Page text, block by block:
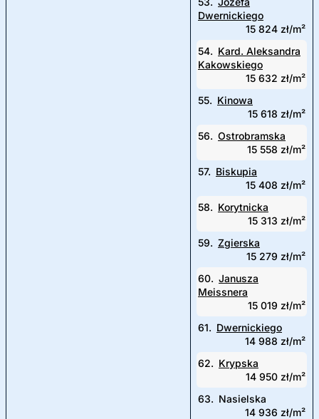
Dwernickiego
15 824 zł/m²
54. Kard. Aleksandra
Kakowskiego
15 632 zł/m²
55. Kinowa
15 618 zł/m²
56. Ostrobramska
15 558 zł/m²
57. Biskupia
15 408 zł/m²
58. Korytnicka
15 313 zł/m²
59. Zgierska
15 279 zł/m²
60. Janusza
Meissnera
15 019 zł/m²
61. Dwernickiego
14 988 zł/m²
62. Krypska
14 950 zł/m²
63. Nasielska
14 936 zł/m²